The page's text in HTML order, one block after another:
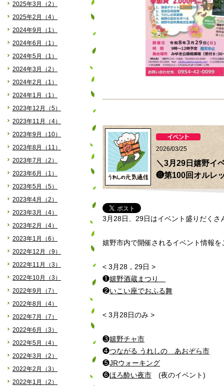
2025年3月（2）
2025年2月（4）
2024年9月（1）
2024年6月（1）
2024年5月（1）
2024年3月（2）
2024年2月（1）
2024年1月（1）
2023年12月（5）
2023年11月（4）
2023年9月（10）
2023年8月（11）
2023年7月（2）
2023年6月（1）
2023年5月（5）
2023年4月（2）
2023年3月（4）
2023年2月（4）
2023年1月（6）
2022年12月（9）
2022年11月（3）
2022年10月（3）
2022年9月（7）
2022年8月（4）
2022年7月（7）
2022年6月（3）
2022年5月（4）
2022年3月（2）
2022年2月（3）
2022年1月（2）
2026/03/25
＼3月29日嬉野イ
❽第100回オルレ
3月28日、29日はイベント盛りだくさ
嬉野市内で開催されるイベント情報
< 3月28，29日 >
❶嬉野酒蔵まつり
❷いこい座でおふる舞
< 3月28日のみ >
❸嬉野チャ市
❹つながる うれしの あおぞら市
❺JRウォーキング
❻ほろ酔い夜市 (夜のイベント)